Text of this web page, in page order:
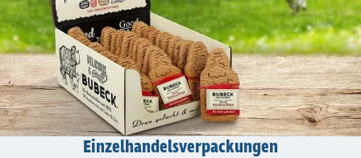
Einzel­han­dels­ver­pa­ckungen